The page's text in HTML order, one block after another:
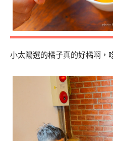
小太陽選的橘子真的好橘啊，